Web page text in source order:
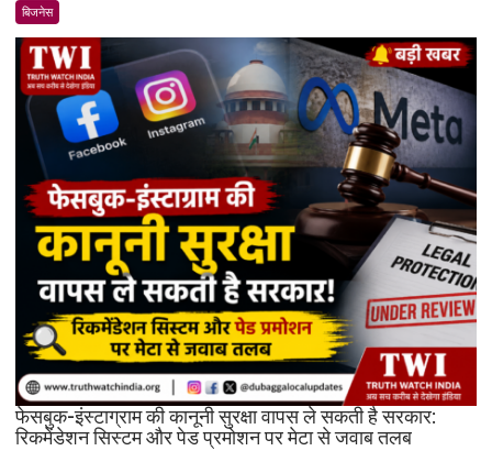
5
दिनों
में
सोना
₹7,064
और
चांदी
₹14,094
महंगी,
रिकॉर्ड
स्तर
के
करीब
पहुंचे
दाम
बिजनेस
फेसबुक-इंस्टाग्राम की कानूनी सुरक्षा वापस ले सकती है सरकार:
रिकमेंडेशन सिस्टम और पेड प्रमोशन पर मेटा से जवाब तलब